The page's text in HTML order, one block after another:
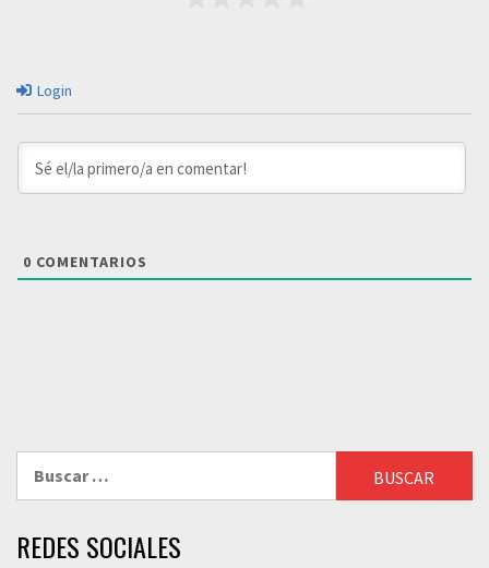
Login
0 COMENTARIOS
REDES SOCIALES